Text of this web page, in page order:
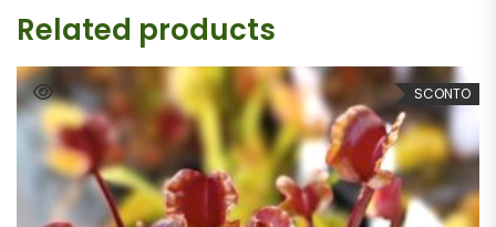
Related products
SCONTO